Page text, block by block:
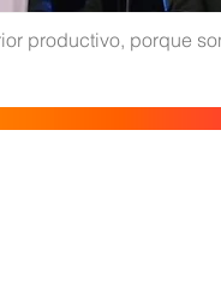
productivo, porque